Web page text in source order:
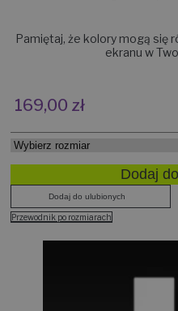
Pamiętaj, że kolory mogą się
ekranu w
169,00 zł
Dodaj
Dodaj do ulubionych
Przewodnik po rozmiarach